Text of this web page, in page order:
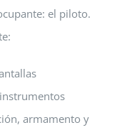
el piloto.
armamento y